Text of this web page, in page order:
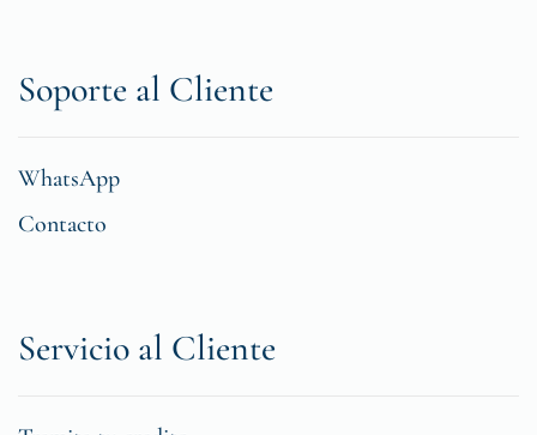
Soporte al Cliente
WhatsApp
Contacto
Servicio al Cliente